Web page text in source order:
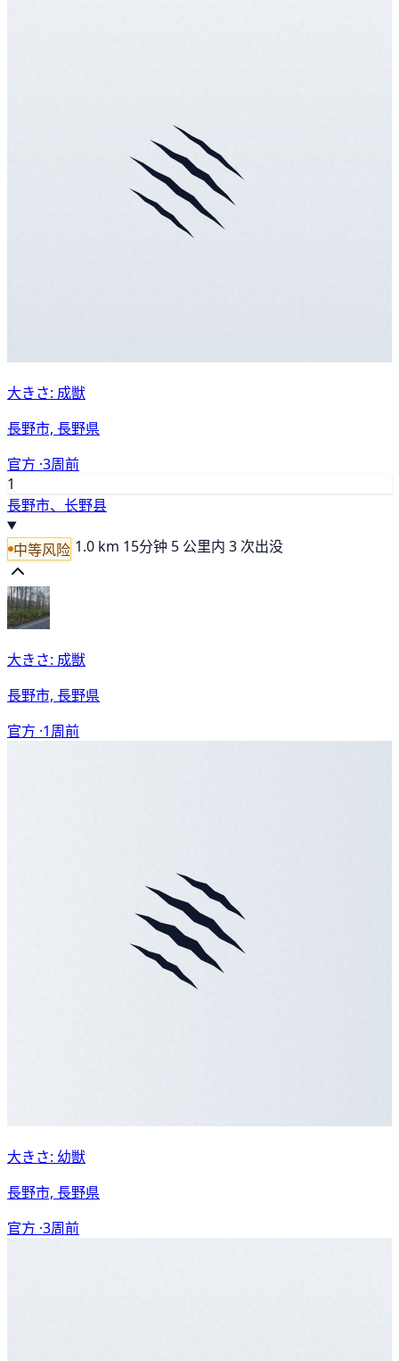
大きさ: 成獣
長野市, 長野県
官方 ·3周前
1
長野市、长野县
中等风险 1.0 km 15分钟 5 公里内 3 次出没
大きさ: 成獣
長野市, 長野県
官方 ·1周前
大きさ: 幼獣
長野市, 長野県
官方 ·3周前